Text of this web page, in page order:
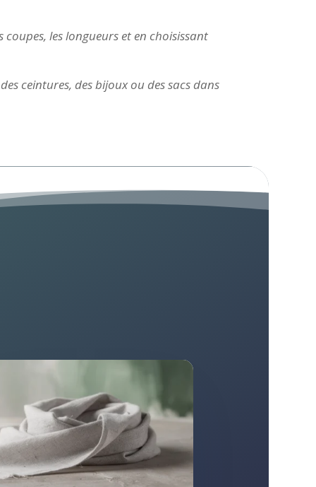
les longueurs et en choisissant
ceintures, des bijoux ou des sacs dans